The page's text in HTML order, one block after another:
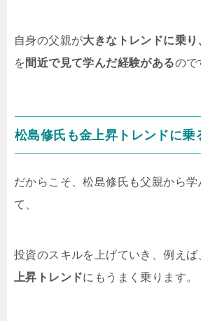
自身の父親が大きなトレンドに乗
を間近で見て学んだ経験があるので
松島修氏も金上昇トレンドに乗
だからこそ、松島修氏も父親から学
て、
投資のスキルを上げていき、例えば
上昇トレンドにもうまく乗ります。